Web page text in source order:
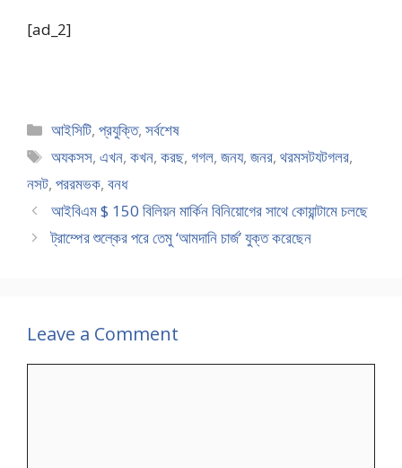
[ad_2]
Categories
আইসিটি,প্রযুক্তি,সর্বশেষ
Tags
অযকসস,এখন,কখন,করছ,গগল,জনয,জনর,থরমসটযটগলর,
নসট, পররমভক, বনধ
আইবিএম $ 150 বিলিয়ন মার্কিন বিনিয়োগের সাথে কোয়ান্টামে চলছে
ট্রাম্পের শুল্কের পরে তেমু ‘আমদানি চার্জ’ যুক্ত করেছেন
Leave a Comment